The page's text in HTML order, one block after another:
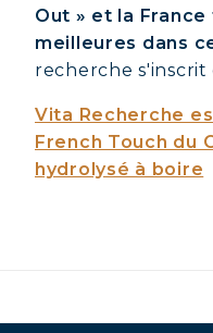
Out » et la
meilleures dans
recherche
Vita Recherche
French Touch du
hydrolysé à boire